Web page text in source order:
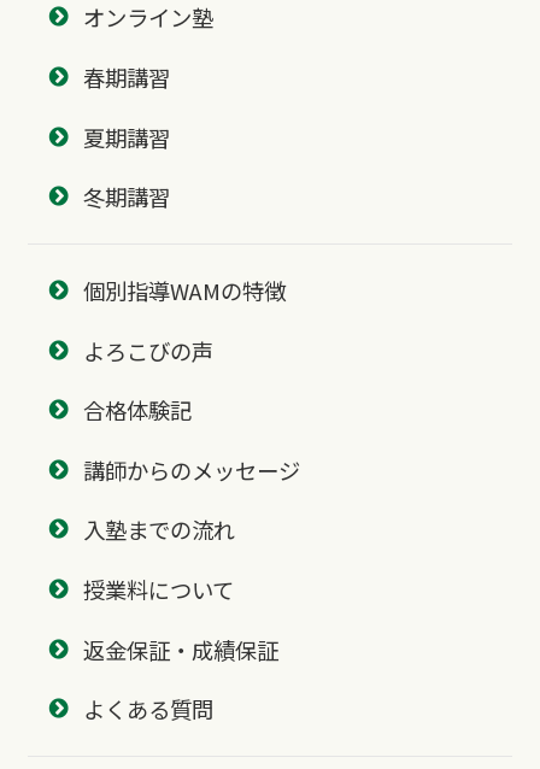
オンライン塾
春期講習
夏期講習
冬期講習
個別指導WAMの特徴
よろこびの声
合格体験記
講師からのメッセージ
入塾までの流れ
授業料について
返金保証・成績保証
よくある質問